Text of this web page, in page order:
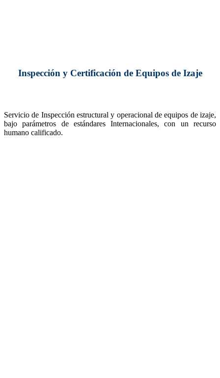
Inspección y Certificación de Equipos de Izaje
Servicio de Inspección estructural y operacional de equipos de izaje,
bajo parámetros de estándares Internacionales, con un recurso
humano calificado.